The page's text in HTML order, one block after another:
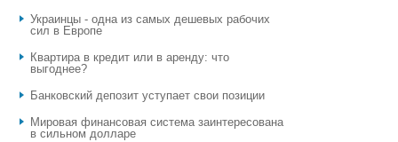
Украинцы - одна из самых дешевых рабочих
сил в Европе
Квартира в кредит или в аренду: что
выгоднее?
​Банковский депозит уступает свои позиции
Мировая финансовая система заинтересована
в сильном долларе